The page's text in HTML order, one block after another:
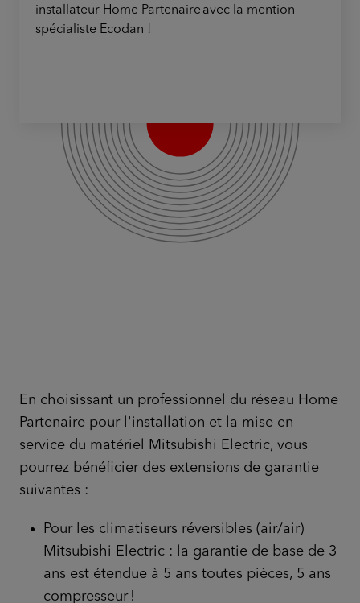
installateur Home Partenaire avec la mention
spécialiste Ecodan !
En choisissant un professionnel du réseau Home
Partenaire pour l'installation et la mise en
service du matériel Mitsubishi Electric, vous
pourrez bénéficier des extensions de garantie
suivantes :
Pour les climatiseurs réversibles (air/air)
Mitsubishi Electric : la garantie de base de 3
ans est étendue à 5 ans toutes pièces, 5 ans
compresseur !